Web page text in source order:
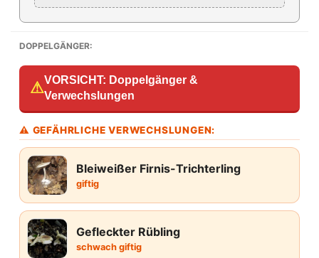
DOPPELGÄNGER:
⚠VORSICHT: Doppelgänger &
Verwechslungen
⚠ GEFÄHRLICHE VERWECHSLUNGEN:
Bleiweißer Firnis-Trichterling
giftig
Gefleckter Rübling
schwach giftig